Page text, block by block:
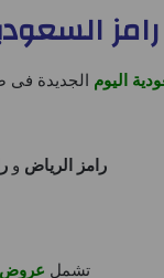
اليوم 24 و 25
اليوم الجديدة فى
رامز الرياض و
تشمل عروض